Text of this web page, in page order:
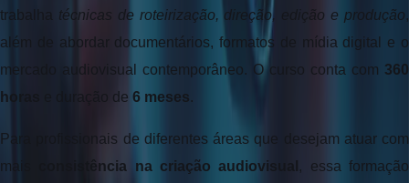
trabalha técnicas de roteirização, direção, edição e produção,
além de abordar documentários, formatos de mídia digital e o
mercado audiovisual contemporâneo. O curso conta com 360
horas
e duração de 6 meses.
Para profissionais de diferentes áreas que desejam atuar com
mais
consistência na criação audiovisual , essa formação